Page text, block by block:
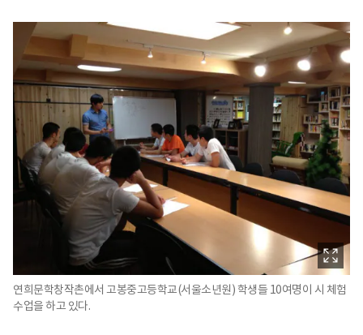
연희문학창작촌에서 고봉중고등학교(서울소년원) 학생들 10여명이 시 체험
수업을 하고 있다.